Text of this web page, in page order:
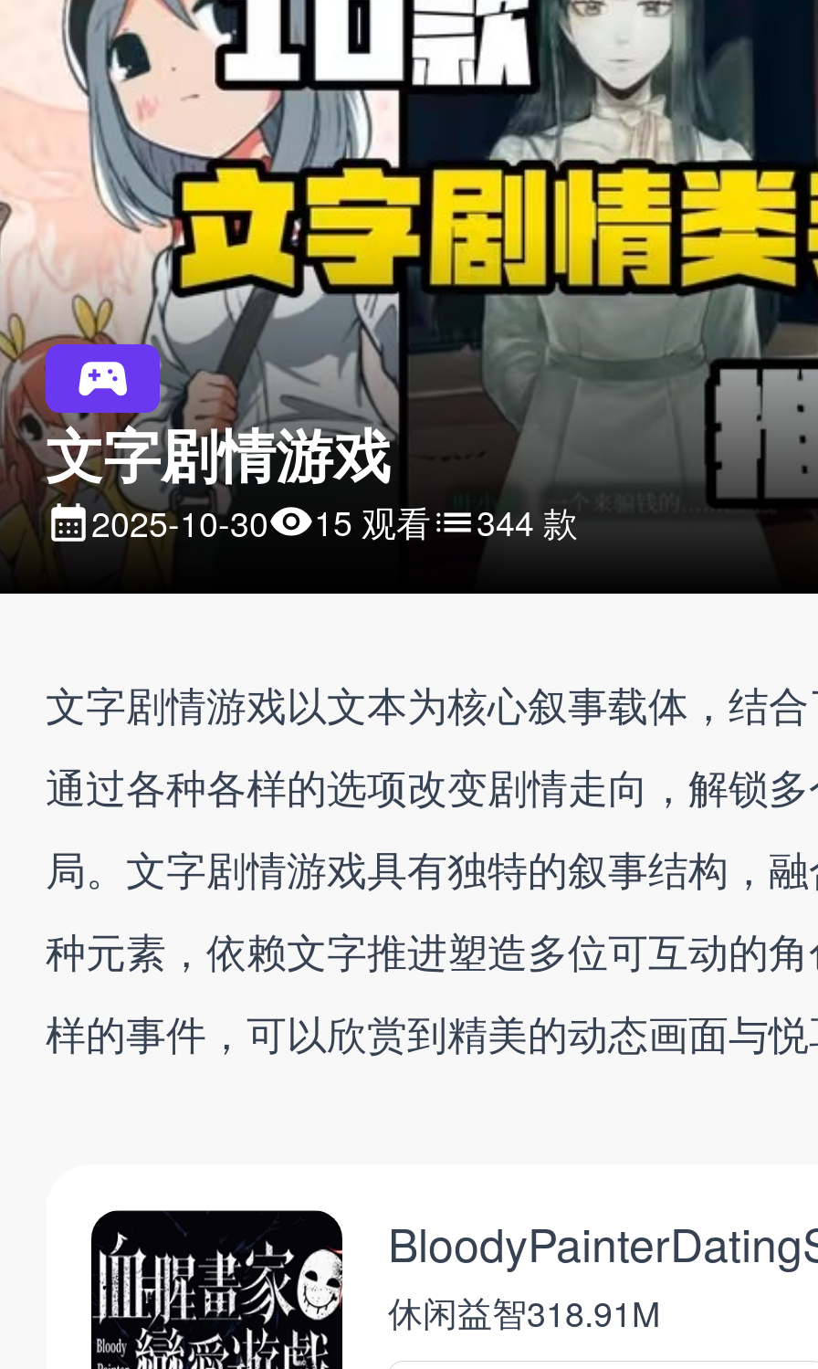
文字剧情游戏
2025-10-30 15 观看 344 款
文字剧情游戏以文本为核心叙事载体，结
通过各种各样的选项改变剧情走向，解锁
局。文字剧情游戏具有独特的叙事结构，
种元素，依赖文字推进塑造多位可互动的
样的事件，可以欣赏到精美的动态画面与
休闲益智318.91M